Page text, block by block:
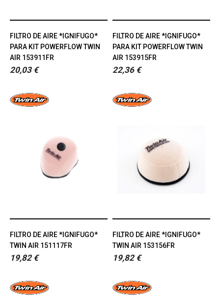
FILTRO DE AIRE *IGNIFUGO*
PARA KIT POWERFLOW TWIN
AIR 153911FR
20,03 €
FILTRO DE AIRE *IGNIFUGO*
PARA KIT POWERFLOW TWIN
AIR 153915FR
22,36 €
FILTRO DE AIRE *IGNIFUGO*
TWIN AIR 151117FR
19,82 €
FILTRO DE AIRE *IGNIFUGO*
TWIN AIR 153156FR
19,82 €